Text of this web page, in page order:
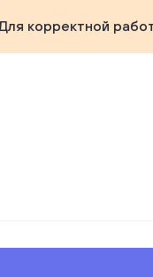
корректной